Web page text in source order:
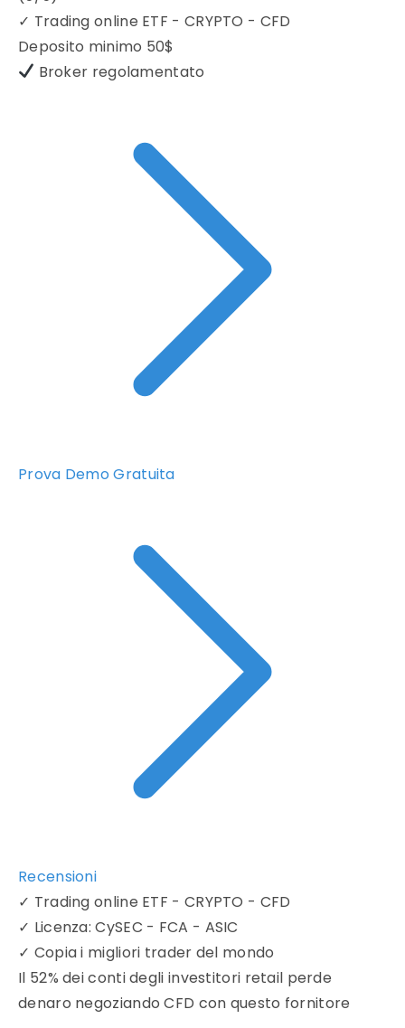
✓ Trading online ETF - CRYPTO - CFD
Deposito minimo 50$
Broker regolamentato
Prova Demo Gratuita
Recensioni
✓ Trading online ETF - CRYPTO - CFD
✓ Licenza: CySEC - FCA - ASIC
✓ Copia i migliori trader del mondo
Il 52% dei conti degli investitori retail perde
denaro negoziando CFD con questo fornitore